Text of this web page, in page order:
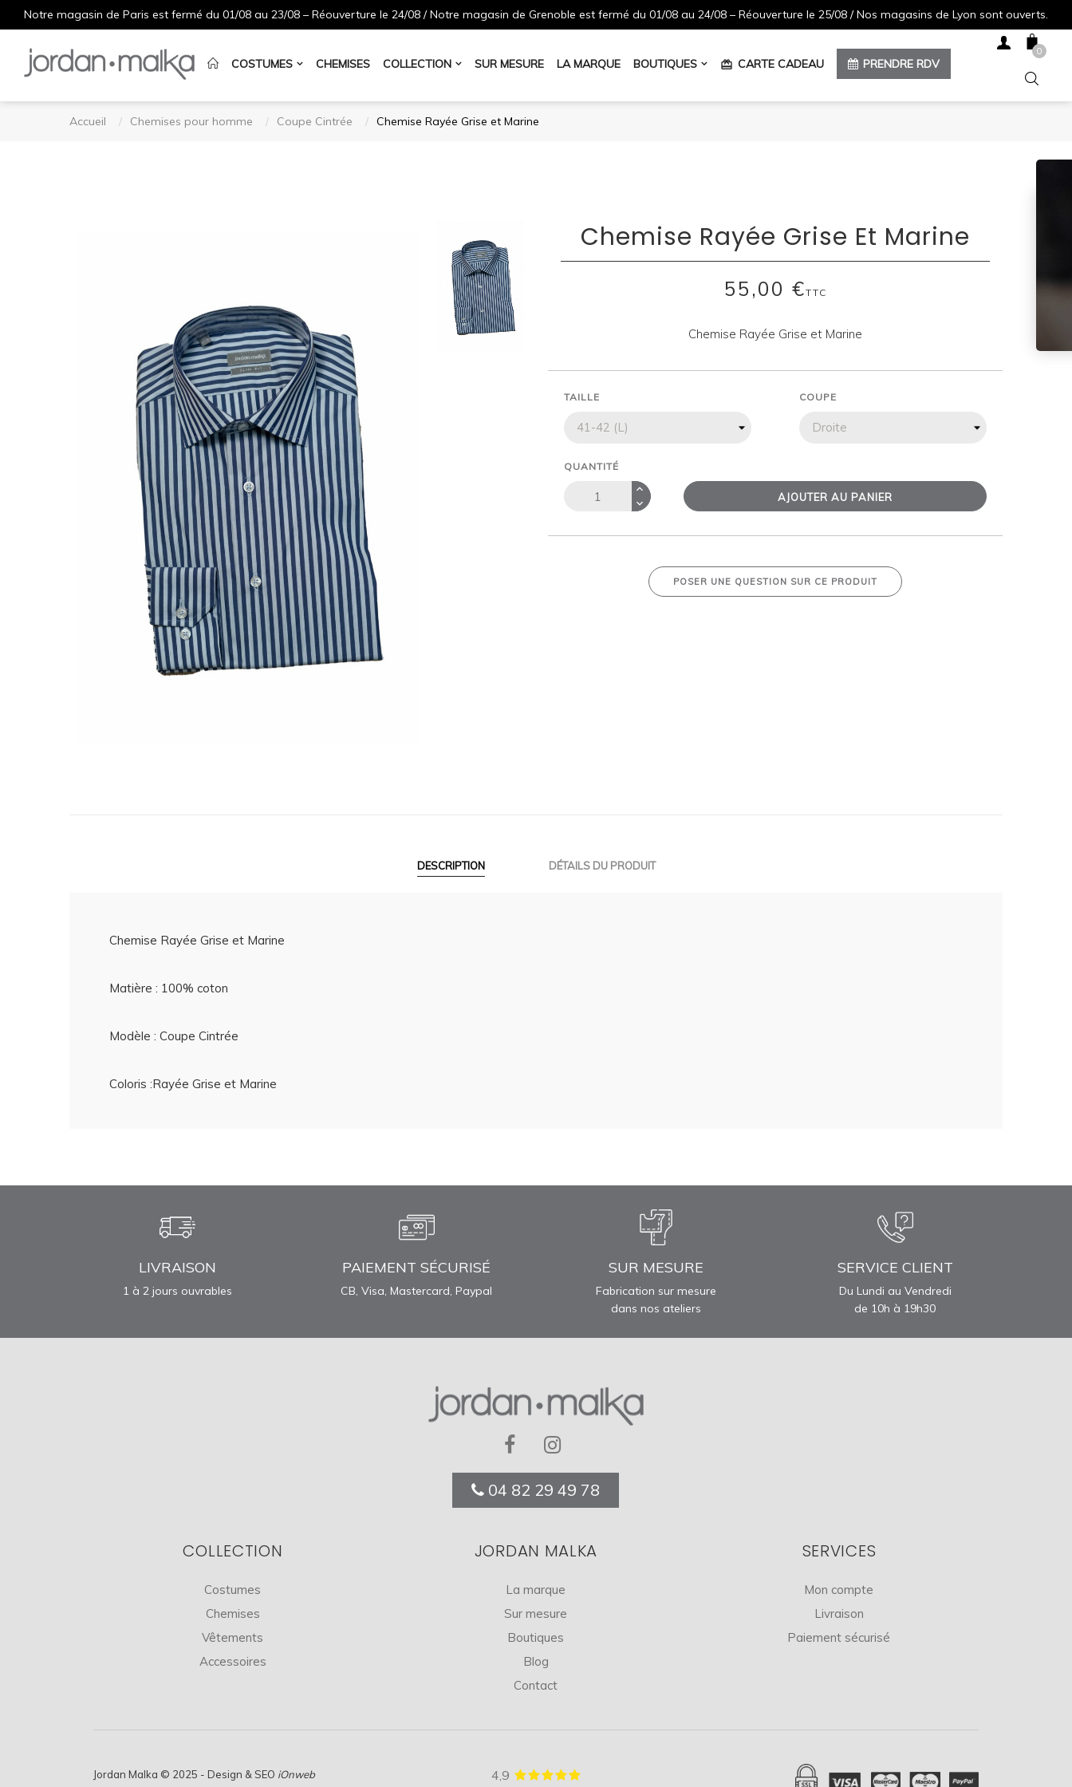
Notre magasin de Paris est fermé du 01/08 au 23/08 – Réouverture le 24/08 / Notre magasin de Grenoble est fermé du 01/08 au 24/08 – Réouverture le 25/08 / Nos magasins de Lyon sont ouverts.
COSTUMES CHEMISES COLLECTION SUR MESURE LA MARQUE BOUTIQUES redeem CARTE CADEAU PRENDRE RDV
0
Accueil Chemises pour homme Coupe Cintrée Chemise Rayée Grise et Marine
Chemise Rayée Grise Et Marine
55,00 €TTC
Chemise Rayée Grise et Marine
TAILLE COUPE
QUANTITÉ
AJOUTER AU PANIER
POSER UNE QUESTION SUR CE PRODUIT
DESCRIPTION DÉTAILS DU PRODUIT
Chemise Rayée Grise et Marine
Matière : 100% coton
Modèle : Coupe Cintrée
Coloris :Rayée Grise et Marine
LIVRAISON
1 à 2 jours ouvrables
PAIEMENT SÉCURISÉ
CB, Visa, Mastercard, Paypal
SUR MESURE
Fabrication sur mesure
dans nos ateliers
SERVICE CLIENT
Du Lundi au Vendredi
de 10h à 19h30
04 82 29 49 78
COLLECTION
Costumes
Chemises
Vêtements
Accessoires
JORDAN MALKA
La marque
Sur mesure
Boutiques
Blog
Contact
SERVICES
Mon compte
Livraison
Paiement sécurisé
Jordan Malka © 2025 - Design & SEO iOnweb 4,9